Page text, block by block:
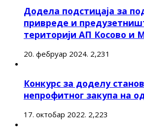
Додела подстицаја за
привреде и
територији АП Косово и
20. фебруар 2024. 2,231
Конкурс за доделу
непрофитног закупа на
17. октобар 2022. 2,223